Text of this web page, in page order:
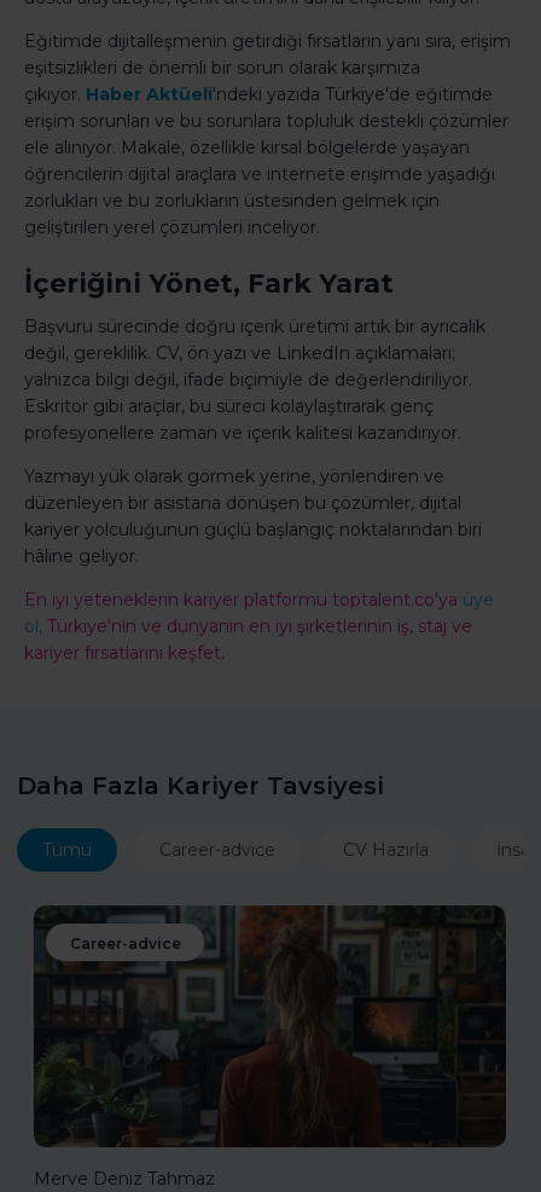
Eğitimde dijitalleşmenin getirdiği fırsatların yanı sıra, erişim
eşitsizlikleri de önemli bir sorun olarak karşımıza
çıkıyor. Haber Aktüeli'ndeki yazıda Türkiye'de eğitimde
erişim sorunları ve bu sorunlara topluluk destekli çözümler
ele alınıyor. Makale, özellikle kırsal bölgelerde yaşayan
öğrencilerin dijital araçlara ve internete erişimde yaşadığı
zorlukları ve bu zorlukların üstesinden gelmek için
geliştirilen yerel çözümleri inceliyor.
İçeriğini Yönet, Fark Yarat
Başvuru sürecinde doğru içerik üretimi artık bir ayrıcalık
değil, gereklilik. CV, ön yazı ve LinkedIn açıklamaları;
yalnızca bilgi değil, ifade biçimiyle de değerlendiriliyor.
Eskritor gibi araçlar, bu süreci kolaylaştırarak genç
profesyonellere zaman ve içerik kalitesi kazandırıyor.
Yazmayı yük olarak görmek yerine, yönlendiren ve
düzenleyen bir asistana dönüşen bu çözümler, dijital
kariyer yolculuğunun güçlü başlangıç noktalarından biri
hâline geliyor.
En iyi yeteneklerin kariyer platformu toptalent.co'ya üye
ol, Türkiye'nin ve dünyanın en iyi şirketlerinin iş, staj ve
kariyer fırsatlarını keşfet.
Daha Fazla Kariyer Tavsiyesi
Tümü Career-advice CV Hazırla
Career-advice
Merve Deniz Tahmaz